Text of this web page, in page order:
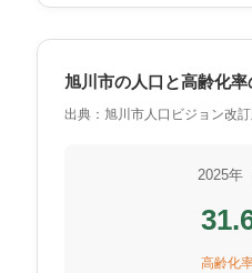
旭川市の人口と高齢化率
出典：旭川市人口ビジョン改訂
2025年
高齢化